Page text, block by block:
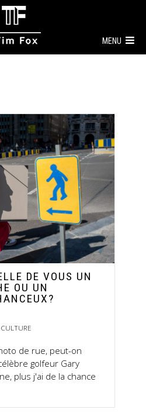
MENU
DE VOUS UN
OU UN
de rue, peut-on
golfeur Gary
plus j'ai de la chance